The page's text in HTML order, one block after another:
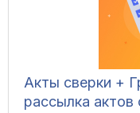
Акты сверки +
рассылка актов